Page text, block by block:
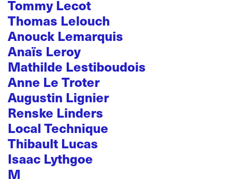
Tommy Lecot
Thomas Lelouch
Anouck Lemarquis
Anaïs Leroy
Mathilde Lestiboudois
Anne Le Troter
Augustin Lignier
Renske Linders
Local Technique
Thibault Lucas
Isaac Lythgoe
M